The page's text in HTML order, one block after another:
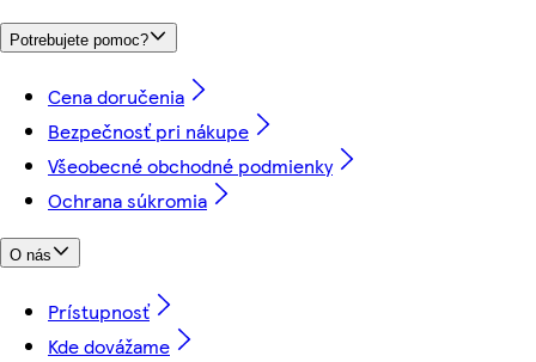
Potrebujete pomoc?
Cena doručenia
Bezpečnosť pri nákupe
Všeobecné obchodné podmienky
Ochrana súkromia
O nás
Prístupnosť
Kde dovážame